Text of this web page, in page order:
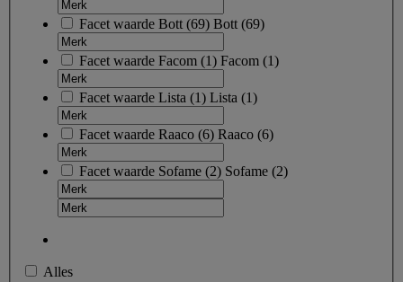
Facet waarde Bott(69) Bott(69)
Facet waarde Facom (1) Facom (1)
Facet waarde Lista (1) Lista (1)
Facet waarde Raaco (6) Raaco (6)
Facet waarde Sofame (2) Sofame (2)
Alles